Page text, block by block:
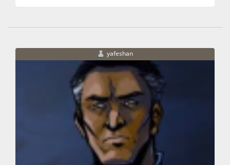
yafeshan